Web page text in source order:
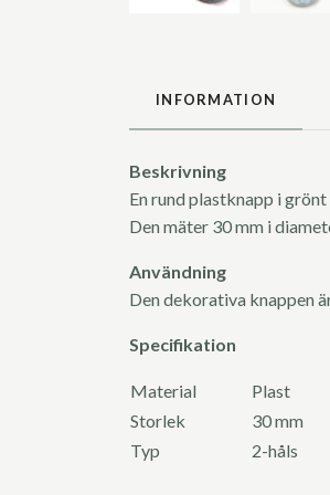
INFORMATION
Beskrivning
En rund plastknapp i
Den mäter 30 mm i
Användning
Den dekorativa knappen
Specifikation
Material
Plast
Storlek
30 mm
Typ
2-håls